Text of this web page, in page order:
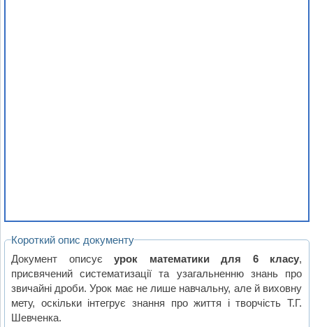
Короткий опис документу
Документ описуєурок математики для 6 класу,
присвячений систематизації та узагальненню знань про
звичайні дроби. Урок має не лише навчальну, але й виховну
мету, оскільки інтегрує знання про життя і творчість Т.Г.
Шевченка.